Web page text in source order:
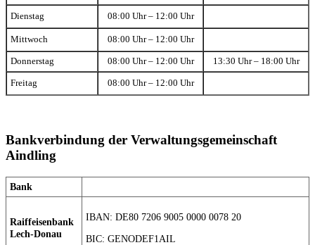
Dienstag 08:00 Uhr – 12:00 Uhr
Mittwoch 08:00 Uhr – 12:00 Uhr
Donnerstag 08:00 Uhr – 12:00 Uhr 13:30 Uhr – 18:00 Uhr
Freitag 08:00 Uhr – 12:00 Uhr
Bankverbindung der Verwaltungsgemeinschaft
Aindling
Bank
Raiffeisenbank
Lech-Donau
IBAN: DE80 7206 9005 0000 0078 20
BIC: GENODEF1AIL